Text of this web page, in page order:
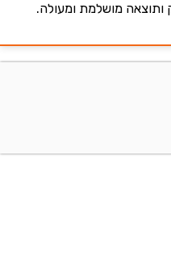
מושלמת ומעולה.